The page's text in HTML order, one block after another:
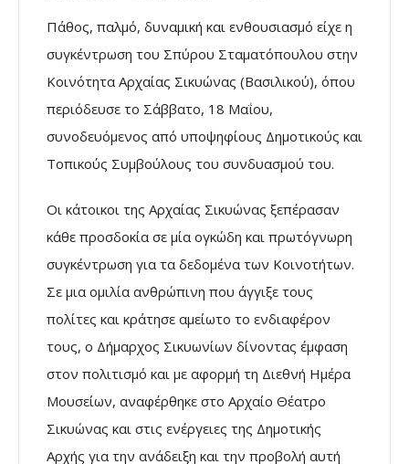
Πάθος, παλμό, δυναμική και ενθουσιασμό είχε η
συγκέντρωση του Σπύρου Σταματόπουλου στην
Κοινότητα Αρχαίας Σικυώνας (Βασιλικού), όπου
περιόδευσε το Σάββατο, 18 Μαΐου,
συνοδευόμενος από υποψηφίους Δημοτικούς και
Τοπικούς Συμβούλους του συνδυασμού του.
Οι κάτοικοι της Αρχαίας Σικυώνας ξεπέρασαν
κάθε προσδοκία σε μία ογκώδη και πρωτόγνωρη
συγκέντρωση για τα δεδομένα των Κοινοτήτων.
Σε μια ομιλία ανθρώπινη που άγγιξε τους
πολίτες και κράτησε αμείωτο το ενδιαφέρον
τους, ο Δήμαρχος Σικυωνίων δίνοντας έμφαση
στον πολιτισμό και με αφορμή τη Διεθνή Ημέρα
Μουσείων, αναφέρθηκε στο Αρχαίο Θέατρο
Σικυώνας και στις ενέργειες της Δημοτικής
Αρχής για την ανάδειξη και την προβολή αυτή